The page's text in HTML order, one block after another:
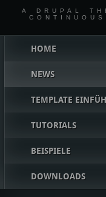
A DRUPAL
Hauptmenü
HOME
NEWS
TEMPLATE
TUTORIALS
BEISPIELE
DOWNLOADS